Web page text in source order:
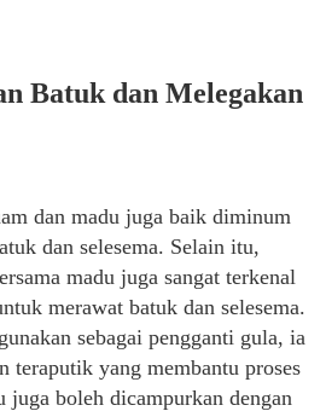
Batuk dan Melegakan
dan madu juga baik diminum
dan selesema. Selain itu,
madu juga sangat terkenal
merawat batuk dan selesema.
sebagai pengganti gula, ia
teraputik yang membantu proses
juga boleh dicampurkan dengan